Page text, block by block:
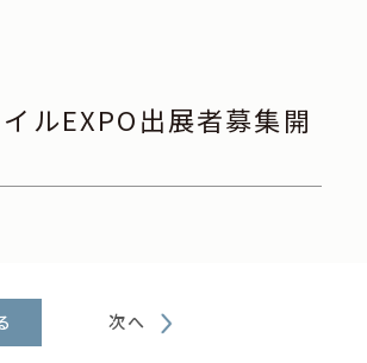
ルEXPO出展者募集開
次へ